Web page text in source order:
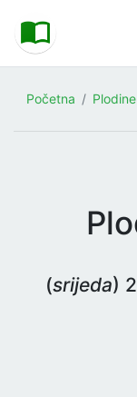
Početna Plodine
(srijeda)